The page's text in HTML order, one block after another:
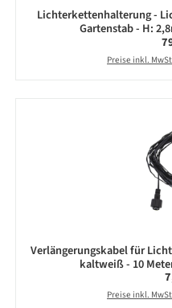
Lichterkettenhalterung -
Gartenstab - H:
Preise inkl.
Verlängerungskabel für
kaltweiß - 10
Preise inkl.